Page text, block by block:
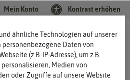
Mein Konto Kontrast erhöhen
0 0
ähnliche Technologien auf unserer
Daten von
(z.B. IP-Adresse), um z.B.
Medien von
oder Zugriffe auf unsere Website